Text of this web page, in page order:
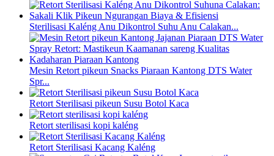
Sterilisasi Kaléng Anu Dikontrol Suhu Anu Calakan...
Mesin Retort pikeun Snacks Piaraan Kantong DTS Water
Spr...
Retort Sterilisasi pikeun Susu Botol Kaca
Retort sterilisasi kopi kaléng
Retort Sterilisasi Kacang Kaléng